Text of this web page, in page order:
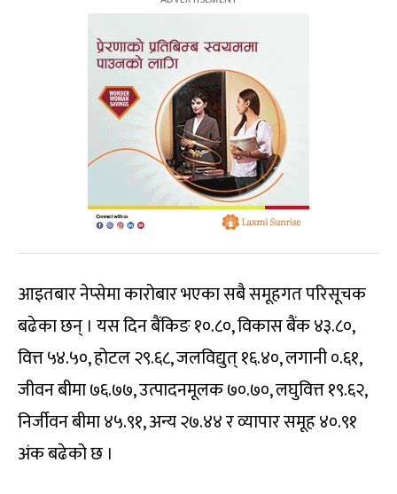
आइतबार नेप्सेमा कारोबार भएका सबै समूहगत परिसूचक
बढेका छन् । यस दिन बैंकिङ १०.८०, विकास बैंक ४३.८०,
वित्त ५४.५०, होटल २९.६८, जलविद्युत् १६.४०, लगानी ०.६१,
जीवन बीमा ७६.७७, उत्पादनमूलक ७०.७०, लघुवित्त १९.६२,
निर्जीवन बीमा ४५.९१, अन्य २७.४४ र व्यापार समूह ४०.९१
अंक बढेको छ ।